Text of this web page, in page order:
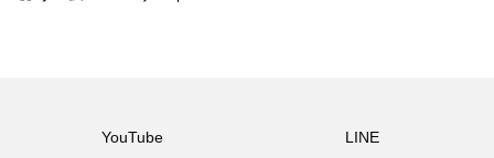
YouTube
LINE